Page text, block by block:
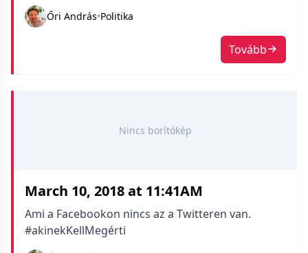
Az összes mutató maradt a régi, leszámítva, hogy
a Facebook ~75%-kal esett vissza. Ez azt jelenti,
hogy a fel-felmerülő korábbi megosztások
Őri András•Politika
Tovább
Nincs borítókép
March 10, 2018 at 11:41AM
Ami a Facebookon nincs az a Twitteren van.
#akinekKellMegérti